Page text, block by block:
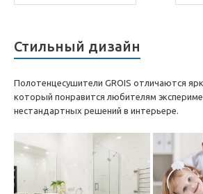
Стильный дизайн
Полотенцесушители GROIS отличаются
который понравится любителям
нестандартных решений в интерьере.